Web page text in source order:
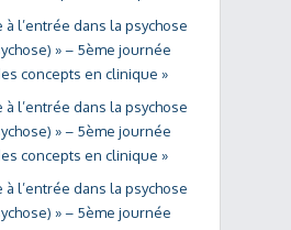
à l’entrée dans la psychose
» – 5ème journée
concepts en clinique »
à l’entrée dans la psychose
» – 5ème journée
concepts en clinique »
à l’entrée dans la psychose
» – 5ème journée